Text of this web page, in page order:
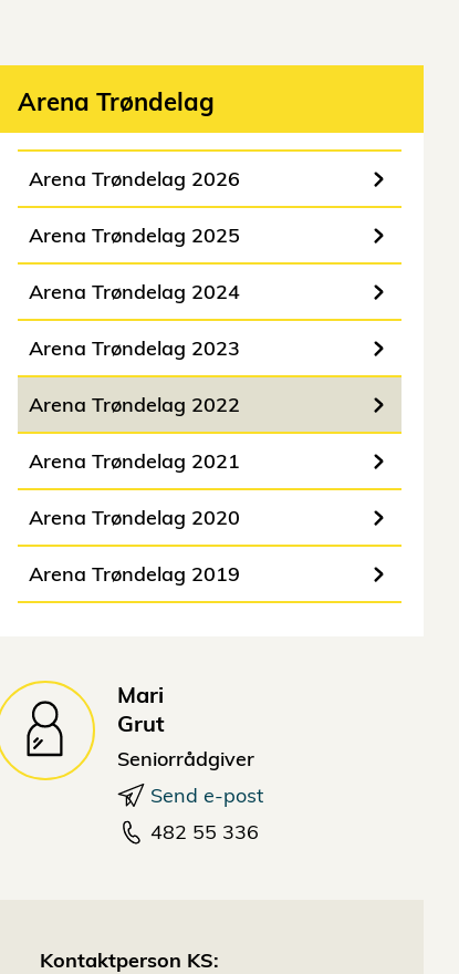
Arena Trøndelag
Arena Trøndelag 2026
Arena Trøndelag 2025
Arena Trøndelag 2024
Arena Trøndelag 2023
Arena Trøndelag 2022
Arena Trøndelag 2021
Arena Trøndelag 2020
Arena Trøndelag 2019
Mari
Grut
Seniorrådgiver
Send e-post
482 55 336
Kontaktperson KS: